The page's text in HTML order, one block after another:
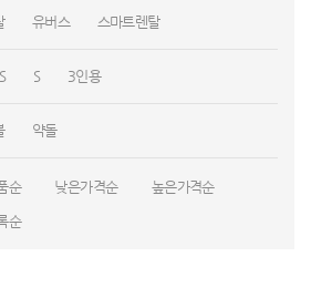
유버스 스마트렌탈
S 3인용
약돌
순 낮은가격순 높은가격순
순